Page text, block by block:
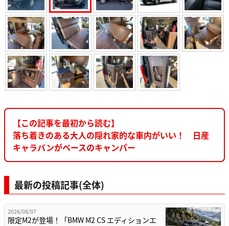
【この記事を最初から読む】
落ち着きのある大人の隠れ家的な車内がいい！ 日産
キャラバンがベースのキャンパー
最新の投稿記事(全体)
2026/08/07
限定M2が登場！「BMW M2 CS エディションエ